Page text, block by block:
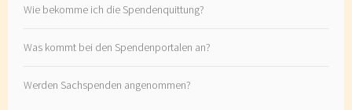
Wie bekomme ich die Spendenquittung?
Was kommt bei den Spendenportalen an?
Werden Sachspenden angenommen?